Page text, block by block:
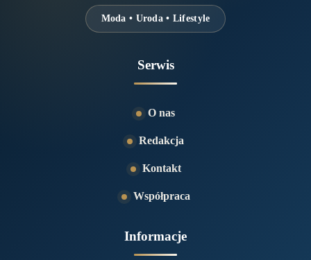
Moda • Uroda • Lifestyle
Serwis
O nas
Redakcja
Kontakt
Współpraca
Informacje